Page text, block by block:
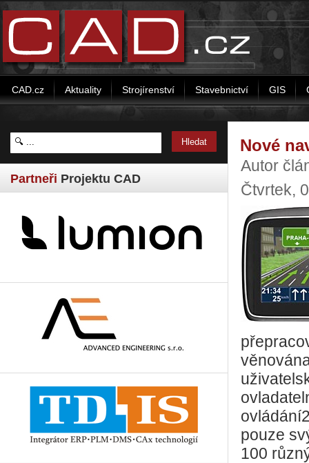
CAD.cz Aktuality Strojírenství Stavebnictví GIS
Partneři Projektu CAD
Nové
Autor
Čtvrtek,
pouze
100